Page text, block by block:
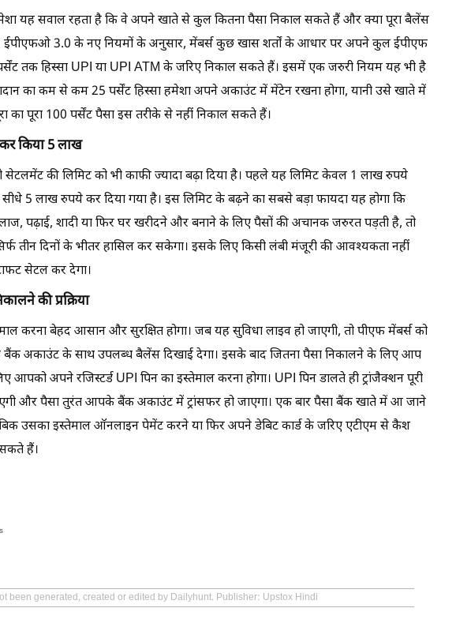
यह सवाल रहता है कि वे अपने खाते से कुल कितना पैसा निकाल सकते हैं और क्या पूरा बैलेंस
ईपीएफओ 3.0 के नए नियमों के अनुसार, मेंबर्स कुछ खास शर्तों के आधार पर अपने कुल ईपीएफ
तक हिस्सा UPI या UPI ATM के जरिए निकाल सकते हैं। इसमें एक जरुरी नियम यह भी है
का कम से कम 25 पर्सेंट हिस्सा हमेशा अपने अकाउंट में मेंटेन रखना होगा, यानी उसे खाते में
का पूरा 100 पर्सेंट पैसा इस तरीके से नहीं निकाल सकते हैं।
किया 5 लाख
की लिमिट को भी काफी ज्यादा बढ़ा दिया है। पहले यह लिमिट केवल 1 लाख रुपये
5 लाख रुपये कर दिया गया है। इस लिमिट के बढ़ने का सबसे बड़ा फायदा यह होगा कि
पढ़ाई, शादी या फिर घर खरीदने और बनाने के लिए पैसों की अचानक जरुरत पड़ती है, तो
तीन दिनों के भीतर हासिल कर सकेगा। इसके लिए किसी लंबी मंजूरी की आवश्यकता नहीं
सेटल कर देगा।
की प्रक्रिया
करना बेहद आसान और सुरक्षित होगा। जब यह सुविधा लाइव हो जाएगी, तो पीएफ मेंबर्स को
अकाउंट के साथ उपलब्ध बैलेंस दिखाई देगा। इसके बाद जितना पैसा निकालने के लिए आप
आपको अपने रजिस्टर्ड UPI पिन का इस्तेमाल करना होगा। UPI पिन डालते ही ट्रांजैक्शन पूरी
और पैसा तुरंत आपके बैंक अकाउंट में ट्रांसफर हो जाएगा। एक बार पैसा बैंक खाते में आ जाने
उसका इस्तेमाल ऑनलाइन पेमेंट करने या फिर अपने डेबिट कार्ड के जरिए एटीएम से कैश
हैं।
been generated, created or edited by Dailyhunt. Publisher: Upstox Hindi